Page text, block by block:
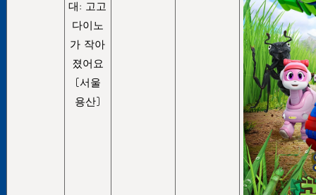
대: 고고
다이노
가 작아
졌어요
[서울
용산]